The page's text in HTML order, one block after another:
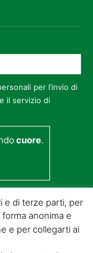
per l’invio di
il servizio di
cuore.
e di terze parti, per
forma anonima e
e per collegarti ai